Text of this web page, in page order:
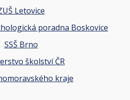
Letovice
poradna Boskovice
SSŠ Brno
školství ČR
kraje